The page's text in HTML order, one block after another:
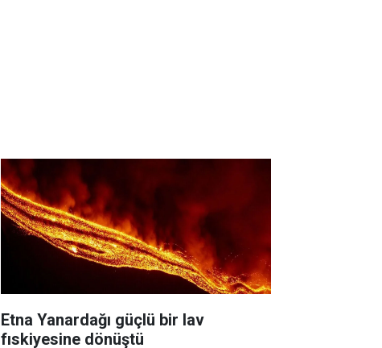
Etna Yanardağı güçlü bir lav
fıskiyesine dönüştü